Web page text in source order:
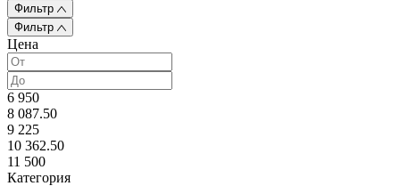
Фильтр
Фильтр
Цена
6 950
8 087.50
9 225
10 362.50
11 500
Категория